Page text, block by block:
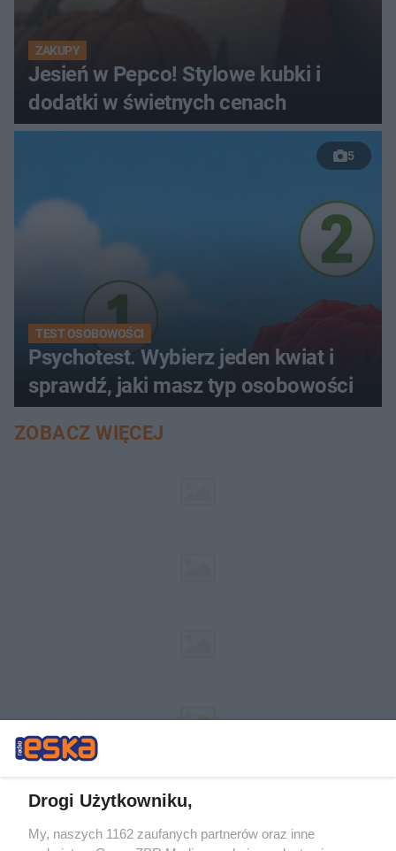
ZAKUPY
Jesień w Pepco! Stylowe kubki i
dodatki w świetnych cenach
5
TEST OSOBOWOŚCI
Psychotest. Wybierz jeden kwiat i
sprawdź, jaki masz typ osobowości
ZOBACZ WIĘCEJ
Drogi Użytkowniku,
My, naszych 1162 zaufanych partnerów oraz inne